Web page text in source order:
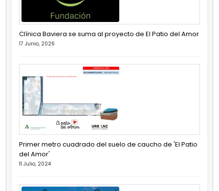
Clínica Baviera se suma al proyecto de El Patio del Amor
17 Junio, 2026
Primer metro cuadrado del suelo de caucho de 'El Patio
del Amor'
11 Julio, 2024